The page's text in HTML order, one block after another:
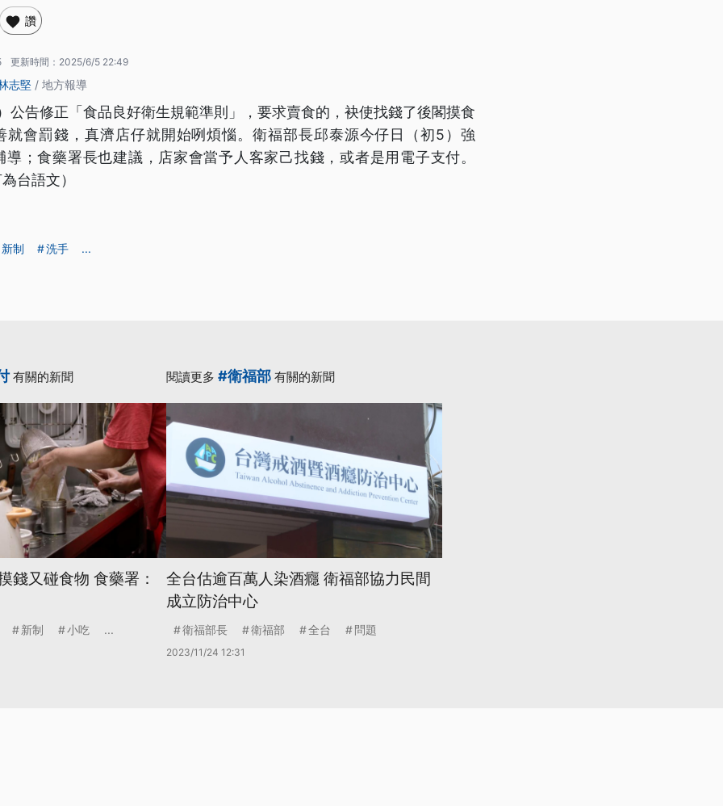
讚
更新時間： 2025/6/5 22:49
志堅 / 地方報導
公告修正「食品良好衛生規範準則」，要求賣食的，袂使找錢了後閣摸食
就會罰錢，真濟店仔就開始咧煩惱。衛福部長邱泰源今仔日（初5）強
；食藥署長也建議，店家會當予人客家己找錢，或者是用電子支付。
台語文）
新制 洗手 ...
有關的新聞
錢又碰食物 食藥署：
新制 小吃 ...
閱讀更多 #衛福部 有關的新聞
全台估逾百萬人染酒癮 衛福部協力民間
成立防治中心
衛福部長 衛福部 全台 問題
2023/11/24 12:31